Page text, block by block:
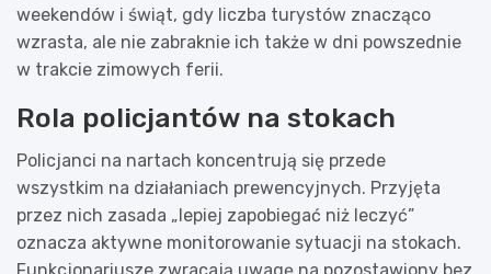
weekendów i świąt, gdy liczba turystów znacząco
wzrasta, ale nie zabraknie ich także w dni powszednie
w trakcie zimowych ferii.
Rola policjantów na stokach
Policjanci na nartach koncentrują się przede
wszystkim na działaniach prewencyjnych. Przyjęta
przez nich zasada „lepiej zapobiegać niż leczyć”
oznacza aktywne monitorowanie sytuacji na stokach.